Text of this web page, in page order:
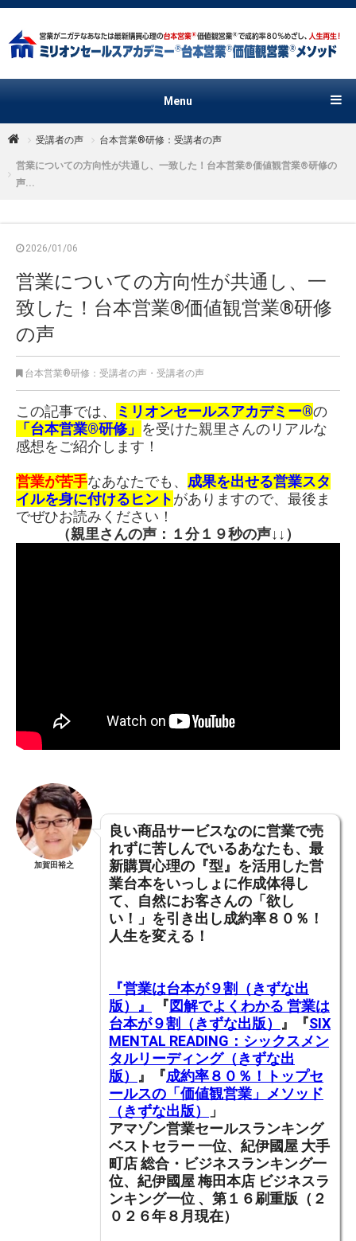
Menu
受講者の声 台本営業®︎研修：受講者の声
営業についての方向性が共通し、一致した！台本営業®️価値観営業®︎研修の
声...
2026/01/06
営業についての方向性が共通し、一
致した！台本営業®️価値観営業®︎研修
の声
台本営業®︎研修：受講者の声 ・ 受講者の声
この記事では、 ミリオンセールスアカデミー®の
「台本営業®研修」 を受けた親里さんのリアルな
感想をご紹介します！
営業が苦手なあなたでも、 成果を出せる営業スタ
イルを身に付けるヒントがありますので、最後ま
でぜひお読みください！
（親里さんの声：１分１９秒の声↓↓）
加賀田裕之
良い商品サービスなのに営業で売
れずに苦しんでいるあなたも、 最
新購買心理の『型』を活用した営
業台本をいっしょに作成体得し
て、 自然にお客さんの「欲し
い！」を引き出し成約率８０％！
人生を変える！
『営業は台本が９割（きずな出
版）』
『図解でよくわかる 営業は
台本が９割（きずな出版）
』『SIX
MENTAL READING：シックスメン
タルリーディング（きずな出
版）
』『成約率８０％！トップセ
ールスの「価値観営業」メソッド
（きずな出版）
」
アマゾン営業セールスランキング
ベストセラー 一位、紀伊國屋 大手
町店 総合・ビジネスランキング一
位、紀伊國屋 梅田本店 ビジネスラ
ンキング一位 、第１６刷重版（２
０２６年８月現在）